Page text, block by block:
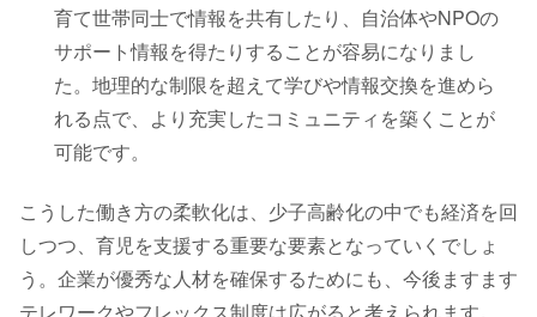
育て世帯同士で情報を共有したり、自治体やNPOの
サポート情報を得たりすることが容易になりまし
た。地理的な制限を超えて学びや情報交換を進めら
れる点で、より充実したコミュニティを築くことが
可能です。
こうした働き方の柔軟化は、少子高齢化の中でも経済を回
しつつ、育児を支援する重要な要素となっていくでしょ
う。企業が優秀な人材を確保するためにも、今後ますます